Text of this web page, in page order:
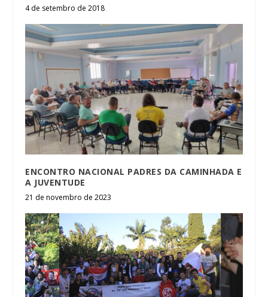
4 de setembro de 2018
ENCONTRO NACIONAL PADRES DA CAMINHADA E
A JUVENTUDE
21 de novembro de 2023